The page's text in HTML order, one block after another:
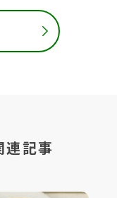
連記事